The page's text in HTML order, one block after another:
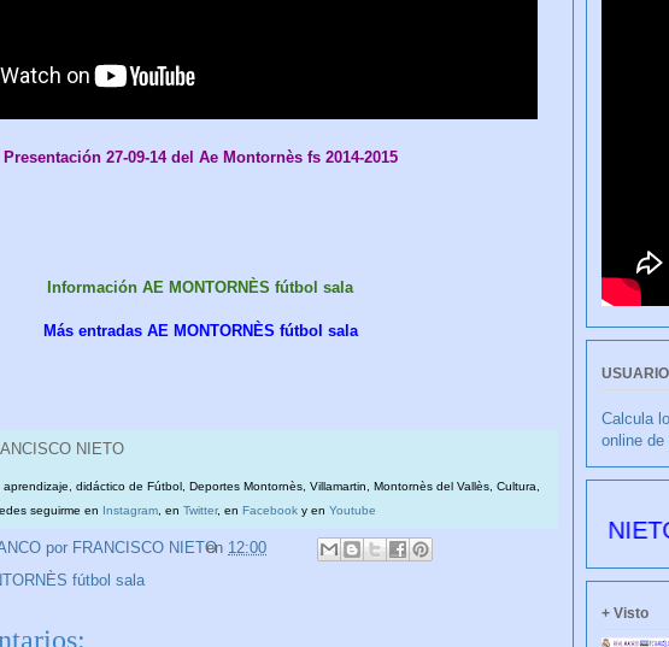
Presentación 27-09-14 del Ae Montornès fs 2014-2015
Información AE MONTORNÈS fútbol sala
Más entradas AE MONTORNÈS fútbol sala
NIETO
aprendizaje, didáctico de Fútbol, Deportes Montornès, Villamartin, Montornès del Vallès, Cultura,
seguirme en
Instagram, en Twitter, en Facebook y en Youtube
por FRANCISCO NIETO
en 12:00
fútbol sala
Calcula
online de
CULIBLANCO por FRANCISCO NIETO
+ Visto